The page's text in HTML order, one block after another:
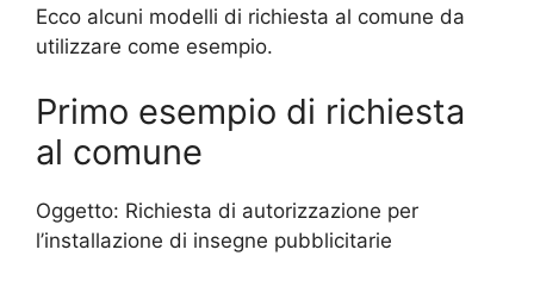
Ecco alcuni modelli di richiesta al comune da
utilizzare come esempio.
Primo esempio di richiesta
al comune
Oggetto: Richiesta di autorizzazione per
l’installazione di insegne pubblicitarie